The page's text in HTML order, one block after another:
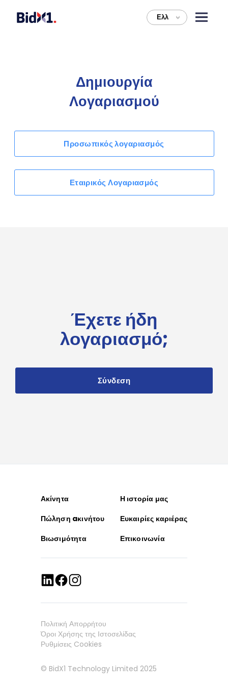
Ελλ >
Έχετε ήδη
λογαριασμό;
Σύνδεση
Δημιουργία
Λογαριασμού
Προσωπικός λογαριασμός
Εταιρικός Λογαριασμός
Ακίνητα
Η ιστορία μας
Πώληση aκινήτου
Ευκαιρίες καριέρας
Βιωσιμότητα
Επικοινωνία
Πολιτική Απορρήτου
Όροι Χρήσης της Ιστοσελίδας
Ρυθμίσεις Cookies
© BidX1 Technology Limited 2025